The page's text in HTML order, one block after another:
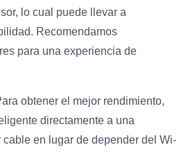
lo cual puede llevar a
Recomendamos
para una experiencia de
obtener el mejor rendimiento,
directamente a una
en lugar de depender del Wi-